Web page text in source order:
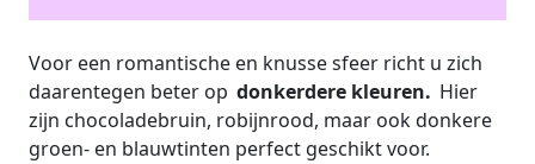
Voor een romantische en knusse sfeer richt u zich
daarentegen beter op donkerdere kleuren. Hier
zijn chocoladebruin, robijnrood, maar ook donkere
groen- en blauwtinten perfect geschikt voor.